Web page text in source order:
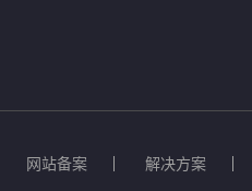
网站备案 解决方案